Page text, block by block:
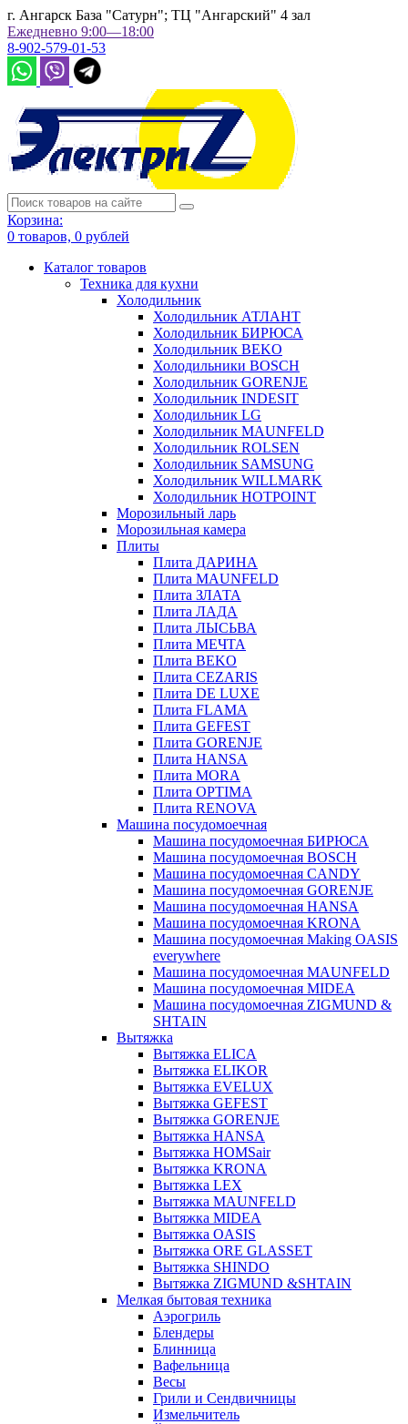
г. Ангарск База "Сатурн"; ТЦ "Ангарский" 4 зал
Ежедневно 9:00—18:00
8-902-579-01-53
Корзина:
0 товаров, 0 рублей
Каталог товаров
Техника для кухни
Холодильник
Холодильник АТЛАНТ
Холодильник БИРЮСА
Холодильник BEKO
Холодильники BOSCH
Холодильник GORENJE
Холодильник INDESIT
Холодильник LG
Холодильник MAUNFELD
Холодильник ROLSEN
Холодильник SAMSUNG
Холодильник WILLMARK
Холодильник HOTPOINT
Морозильный ларь
Морозильная камера
Плиты
Плита ДАРИНА
Плита MAUNFELD
Плита ЗЛАТА
Плита ЛАДА
Плита ЛЫСЬВА
Плита МЕЧТА
Плита BEKO
Плита CEZARIS
Плита DE LUXE
Плита FLAMA
Плита GEFEST
Плита GORENJE
Плита HANSA
Плита MORA
Плита OPTIMA
Плита RENOVA
Машина посудомоечная
Машина посудомоечная БИРЮСА
Машина посудомоечная BOSCH
Машина посудомоечная CANDY
Машина посудомоечная GORENJE
Машина посудомоечная HANSA
Машина посудомоечная KRONA
Машина посудомоечная Making OASIS
everywhere
Машина посудомоечная MAUNFELD
Машина посудомоечная MIDEA
Машина посудомоечная ZIGMUND &
SHTAIN
Вытяжка
Вытяжка ELICA
Вытяжка ELIKOR
Вытяжка EVELUX
Вытяжка GEFEST
Вытяжка GORENJE
Вытяжка HANSA
Вытяжка HOMSair
Вытяжка KRONA
Вытяжка LEX
Вытяжка MAUNFELD
Вытяжка MIDEA
Вытяжка OASIS
Вытяжка ORE GLASSET
Вытяжка SHINDO
Вытяжка ZIGMUND &SHTAIN
Мелкая бытовая техника
Аэрогриль
Блендеры
Блинница
Вафельница
Весы
Грили и Сендвичницы
Измельчитель